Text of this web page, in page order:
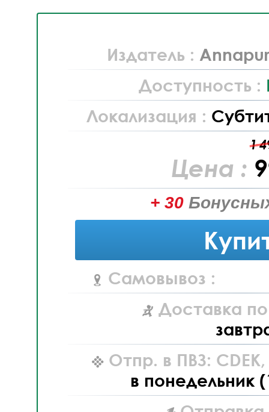
Издатель :
Доступность :
Локализация :
1
Цена :
+ 30
Самовывоз :
Доставка
Отпр. в ПВЗ: CDEK,
в понедельник